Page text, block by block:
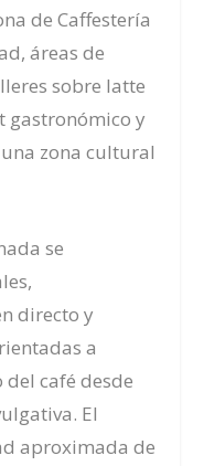
de Caffestería
áreas de
sobre latte
gastronómico y
zona cultural
se
directo y
a
café desde
El
aproximada de